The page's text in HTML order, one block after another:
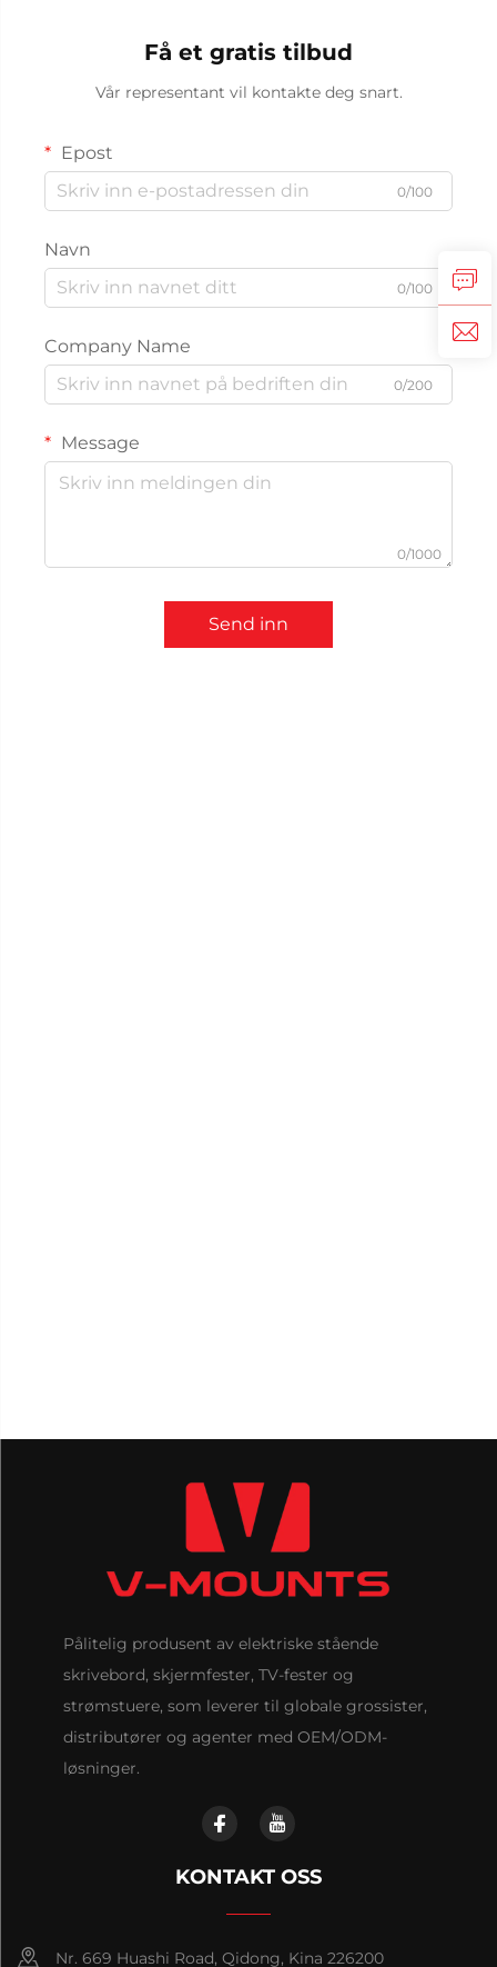
Få et gratis tilbud
Vår representant vil kontakte deg snart.
Epost
0/100
Navn
0/100
Company Name
0/200
Message
0/1000
Send inn
Pålitelig produsent av elektriske stående
skrivebord, skjermfester, TV-fester og
strømstuere, som leverer til globale grossister,
distributører og agenter med OEM/ODM-
løsninger.
KONTAKT OSS
Nr. 669 Huashi Road, Qidong, Kina 226200